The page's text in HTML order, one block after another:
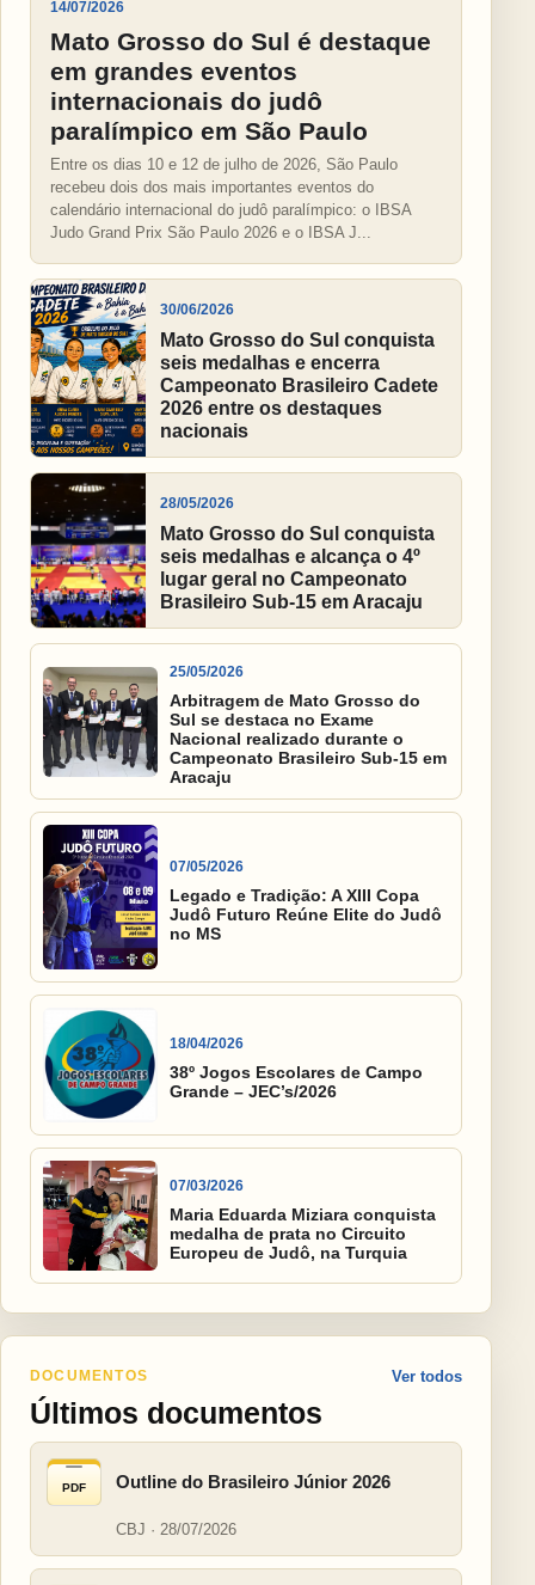
14/07/2026
Mato Grosso do Sul é destaque
em grandes eventos
internacionais do judô
paralímpico em São Paulo
Entre os dias 10 e 12 de julho de 2026, São Paulo
recebeu dois dos mais importantes eventos do
calendário internacional do judô paralímpico: o IBSA
Judo Grand Prix São Paulo 2026 e o IBSA J...
30/06/2026
Mato Grosso do Sul conquista
seis medalhas e encerra
Campeonato Brasileiro Cadete
2026 entre os destaques
nacionais
28/05/2026
Mato Grosso do Sul conquista
seis medalhas e alcança o 4º
lugar geral no Campeonato
Brasileiro Sub-15 em Aracaju
25/05/2026
Arbitragem de Mato Grosso do
Sul se destaca no Exame
Nacional realizado durante o
Campeonato Brasileiro Sub-15 em
Aracaju
07/05/2026
Legado e Tradição: A XIII Copa
Judô Futuro Reúne Elite do Judô
no MS
18/04/2026
38º Jogos Escolares de Campo
Grande – JEC’s/2026
07/03/2026
Maria Eduarda Miziara conquista
medalha de prata no Circuito
Europeu de Judô, na Turquia
DOCUMENTOS
Últimos documentos
Ver todos
PDF Outline do Brasileiro Júnior 2026
CBJ · 28/07/2026